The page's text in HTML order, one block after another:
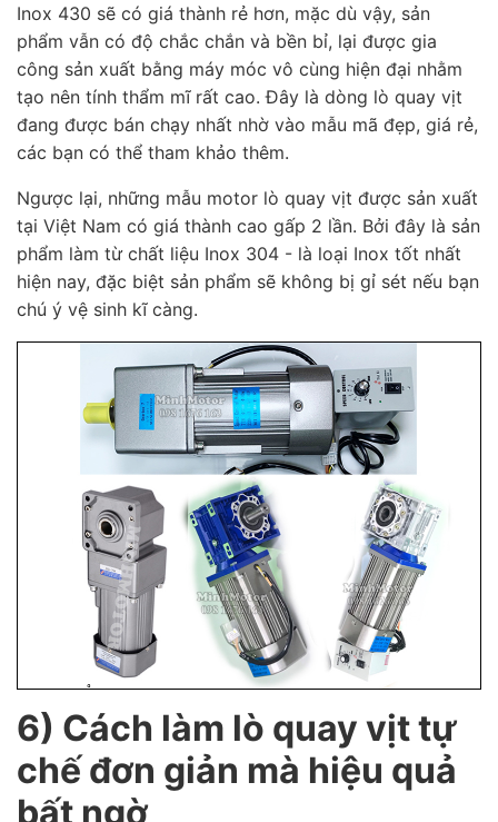
Inox 430 sẽ có giá thành rẻ hơn, mặc dù vậy, sản
phẩm vẫn có độ chắc chắn và bền bỉ, lại được gia
công sản xuất bằng máy móc vô cùng hiện đại nhằm
tạo nên tính thẩm mĩ rất cao. Đây là dòng lò quay vịt
đang được bán chạy nhất nhờ vào mẫu mã đẹp, giá rẻ,
các bạn có thể tham khảo thêm.
Ngược lại, những mẫu motor lò quay vịt được sản xuất
tại Việt Nam có giá thành cao gấp 2 lần. Bởi đây là sản
phẩm làm từ chất liệu Inox 304 - là loại Inox tốt nhất
hiện nay, đặc biệt sản phẩm sẽ không bị gỉ sét nếu bạn
chú ý vệ sinh kĩ càng.
6) Cách làm lò quay vịt tự
chế đơn giản mà hiệu quả
bất ngờ